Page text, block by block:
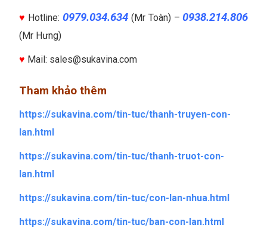
♥ Hotline: 0979.034.634(Mr Toàn) –0938.214.806
(Mr Hưng)
♥ Mail: sales@sukavina.com
Tham khảo thêm
https://sukavina.com/tin-tuc/thanh-truyen-con-
lan.html
https://sukavina.com/tin-tuc/thanh-truot-con-
lan.html
https://sukavina.com/tin-tuc/con-lan-nhua.html
https://sukavina.com/tin-tuc/ban-con-lan.html